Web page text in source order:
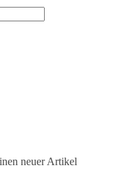
neuer Artikel